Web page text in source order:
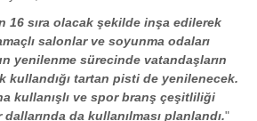
16 sıra olacak şekilde inşa edilerek
salonlar ve soyunma odaları
yenilenme sürecinde vatandaşların
kullandığı tartan pisti de yenilenecek.
kullanışlı ve spor branş çeşitliliği
dallarında da kullanılması planlandı."